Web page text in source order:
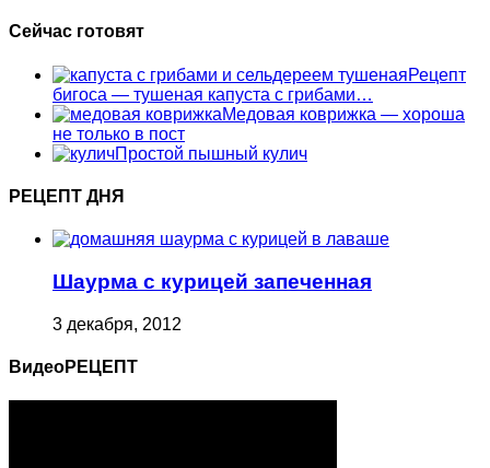
Сейчас готовят
Рецепт
бигоса — тушеная капуста с грибами…
Медовая коврижка — хороша
не только в пост
Простой пышный кулич
РЕЦЕПТ ДНЯ
Шаурма с курицей запеченная
3 декабря, 2012
ВидеоРЕЦЕПТ